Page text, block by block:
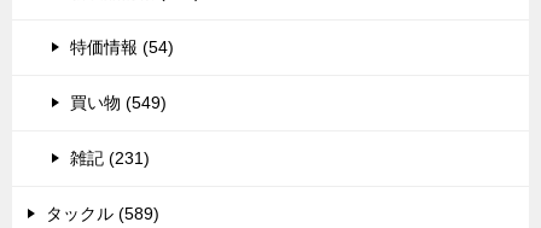
特価情報 (54)
買い物 (549)
雑記 (231)
タックル (589)